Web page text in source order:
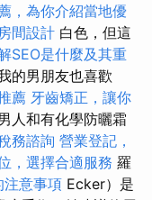
，為你介紹當地優
間設計 白色，但這
SEO是什麼及其重
的男朋友也喜歡
薦 牙齒矯正，讓你
人和有化學防曬霜
務諮詢 營業登記，
，選擇合適服務 羅
注意事項 Ecker）是